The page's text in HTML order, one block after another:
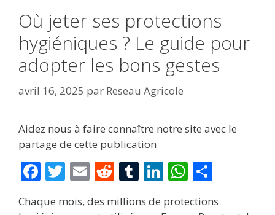
Où jeter ses protections
hygiéniques ? Le guide pour
adopter les bons gestes
avril 16, 2025 par Reseau Agricole
Aidez nous à faire connaître notre site avec le
partage de cette publication
F T
w
E
m
R
e
T Li W
h
Chaque mois, des millions de protections